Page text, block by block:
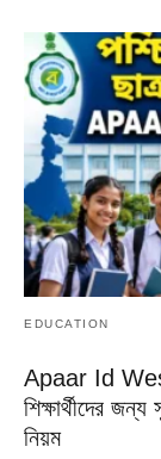
EDUCATION
Apaar Id
শিক্ষার্থীদের
নিয়ম